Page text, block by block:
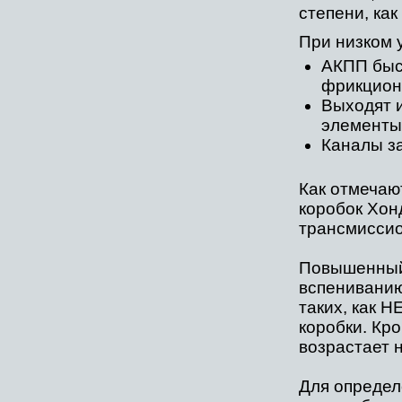
степени,
При низком
АКПП
Выходят
Каналы
Как
коробок
Повышенный
таких, как
коробки.
возрастает
Для